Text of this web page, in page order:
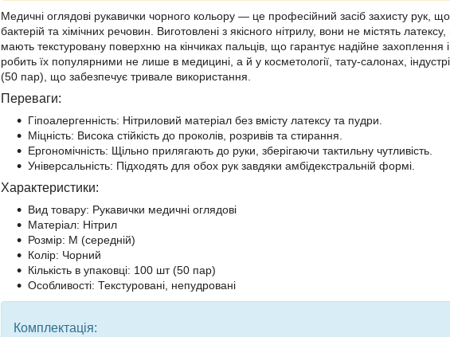
Медичні оглядові рукавички чорного кольору — це професійний засіб захисту рук,
бактерій та хімічних речовин. Виготовлені з якісного нітрилу, вони не містять
мають текстуровану поверхню на кінчиках пальців, що гарантує надійне захоплення
робить їх популярними не лише в медицині, а й у косметології, тату-салонах,
(50 пар), що забезпечує тривале використання.
Переваги:
Гіпоалергенність: Нітриловий матеріал без вмісту латексу та пудри.
Міцність: Висока стійкість до проколів, розривів та стирання.
Ергономічність: Щільно прилягають до руки, зберігаючи тактильну чутливість.
Універсальність: Підходять для обох рук завдяки амбідекстральній формі.
Характеристики:
Вид товару: Рукавички медичні оглядові
Матеріал: Нітрил
Розмір: M (середній)
Колір: Чорний
Кількість в упаковці: 100 шт (50 пар)
Особливості: Текстуровані, непудровані
Комплектація: